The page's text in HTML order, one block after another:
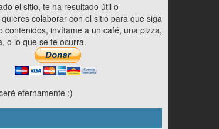
el sitio, te ha resultado útil o
colaborar con el sitio para que siga
contenidos, invítame a un café, una pizza,
o lo que se te ocurra.
eternamente :)